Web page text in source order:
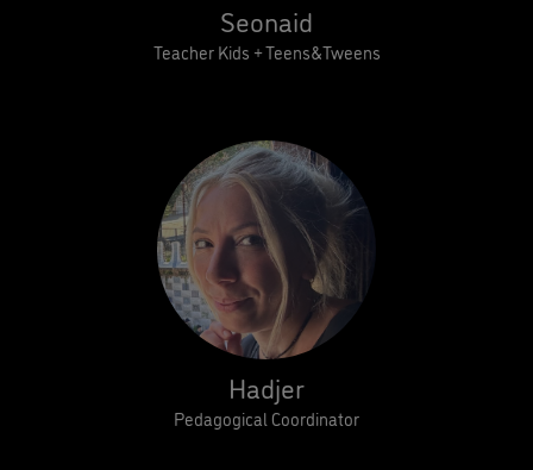
Seonaid
Teacher Kids + Teens&Tweens
Hadjer
Pedagogical Coordinator